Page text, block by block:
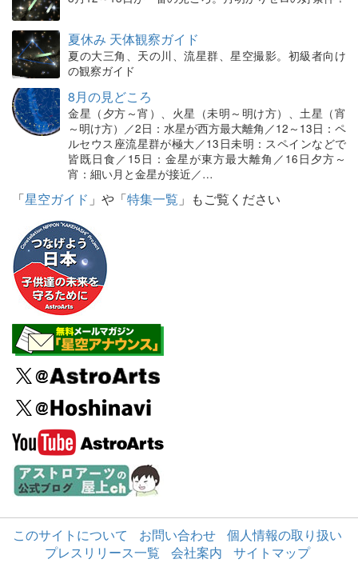
夏休み 天体観察ガイド
夏の大三角、天の川、流星群、星空撮影。初級者向け
の観察ガイド
8月の見どころ
金星（夕方～宵）、火星（未明～明け方）、土星（宵
～明け方）／2日：水星が西方最大離角／12～13日：ペ
ルセウス座流星群が極大／13日未明：スペインなどで
皆既日食／15日：金星が東方最大離角／16日夕方～
宵：細い月と金星が接近／…
「星空ガイド 」や「特集一覧 」もご覧ください
このサイトについて お問い合わせ
個人情報の取り扱い
プレスリリース一覧
会社案内 サイトマップ